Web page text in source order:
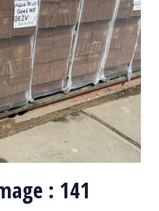
: 141